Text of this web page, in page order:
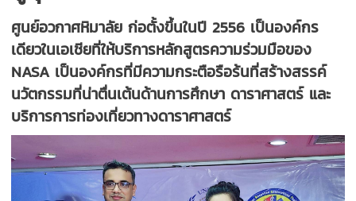
ศูนย์อวกาศหิมาลัย ก่อตั้งขึ้นในปี 2556 เป็นองค์กร
เดียวในเอเชียที่ให้บริการหลักสูตรความร่วมมือของ
NASA เป็นองค์กรที่มีความกระตือรือร้นที่สร้างสรรค์
นวัตกรรมที่น่าตื่นเต้นด้านการศึกษา ดาราศาสตร์ และ
บริการการท่องเที่ยวทางดาราศาสตร์